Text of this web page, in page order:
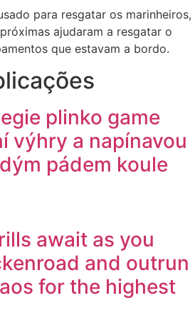
para resgatar os marinheiros,
ajudaram a resgatar o
que estavam a bordo.
plinko game
výhry a napínavou
pádem koule
await as you
and outrun
for the highest